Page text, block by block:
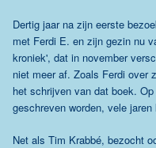
Dertig jaar na zijn eerste
met Ferdi E. en zijn gezin nu
kroniek', dat in november
niet meer af. Zoals Ferdi over
het schrijven van dat boek.
geschreven worden, vele jaren
Net als Tim Krabbé, bezocht